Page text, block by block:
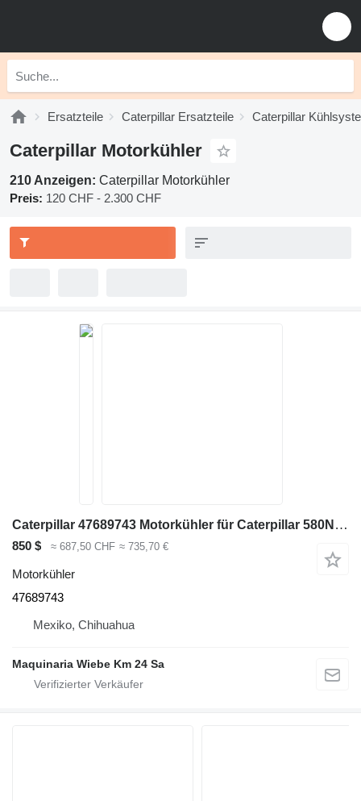
Ersatzteile Caterpillar Ersatzteile Caterpillar
Caterpillar Motorkühler
210 Anzeigen: Caterpillar Motorkühler
Preis: 120 CHF - 2.300 CHF
Caterpillar 47689743 Motorkühler für Caterpillar 580N Baggerlader
850 $ ≈ 687,50 CHF ≈ 735,70 €
Motorkühler
47689743
Mexiko, Chihuahua
Maquinaria Wiebe Km 24 Sa